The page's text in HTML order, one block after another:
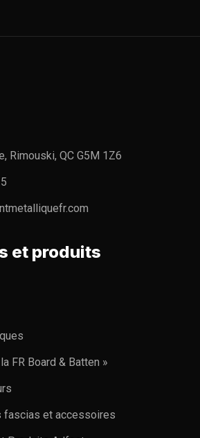
Rimouski, QC G5M 1Z6
et produits
FR Board & Batten »
fascias et accessoires